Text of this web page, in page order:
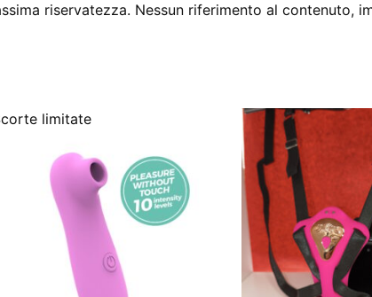
riservatezza. Nessun riferimento al contenuto,
limitate